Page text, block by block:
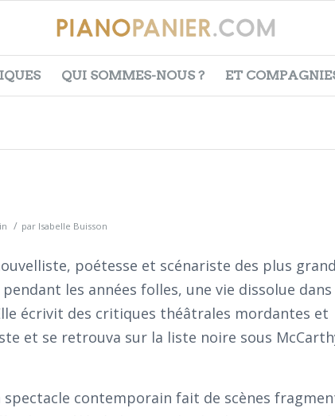
QUI SOMMES-NOUS ? ET
/ par Isabelle Buisson
poétesse et scénariste des plus
les années folles, une vie dissolue dans
écrivit des critiques théâtrales mordantes et
et se retrouva sur la liste noire sous
spectacle contemporain fait de scènes